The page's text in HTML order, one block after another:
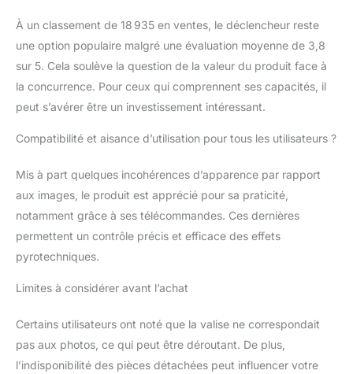
Intérieure & Extérieure
Utilisation aux Mineurs
INTERDITES, bien
respecter les
consignes d'utilisation
et de sécurité. Eco-
notre engagement
nos kits de stations
sont fabriqués à base
de plastique recyclé et
de ce fait, le plastique
de nos stations ressort
garantissons que nos
agissons juste pour le
bien-être de la Planète.
À un classement de 18 935 en ventes, le déclencheur reste
une option populaire malgré une évaluation moyenne de 3,8
sur 5. Cela soulève la question de la valeur du produit face à
la concurrence. Pour ceux qui comprennent ses capacités, il
peut s’avérer être un investissement intéressant.
Compatibilité et aisance d’utilisation pour tous les utilisateurs ?
Mis à part quelques incohérences d’apparence par rapport
aux images, le produit est apprécié pour sa praticité,
notamment grâce à ses télécommandes. Ces dernières
permettent un contrôle précis et efficace des effets
pyrotechniques.
Limites à considérer avant l’achat
Certains utilisateurs ont noté que la valise ne correspondait
pas aux photos, ce qui peut être déroutant. De plus,
l’indisponibilité des pièces détachées peut influencer votre